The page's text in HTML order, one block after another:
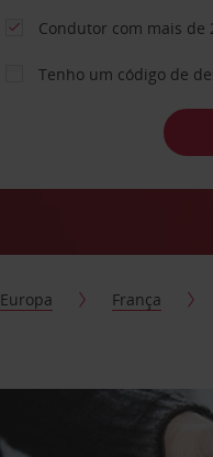
Condutor com mais de
Tenho um código de
Europa França